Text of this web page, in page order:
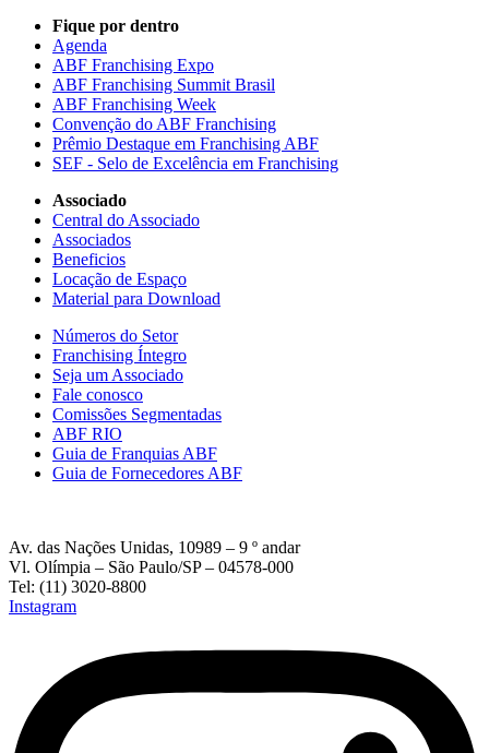
Fique por dentro
Agenda
ABF Franchising Expo
ABF Franchising Summit Brasil
ABF Franchising Week
Convenção do ABF Franchising
Prêmio Destaque em Franchising ABF
SEF - Selo de Excelência em Franchising
Associado
Central do Associado
Associados
Beneficios
Locação de Espaço
Material para Download
Números do Setor
Franchising Íntegro
Seja um Associado
Fale conosco
Comissões Segmentadas
ABF RIO
Guia de Franquias ABF
Guia de Fornecedores ABF
Av. das Nações Unidas, 10989 – 9 º andar
Vl. Olímpia – São Paulo/SP – 04578-000
Tel: (11) 3020-8800
Instagram